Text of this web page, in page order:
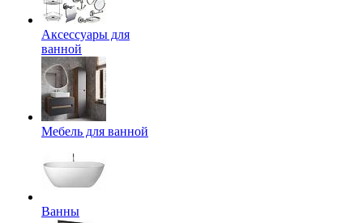
Аксессуары для
ванной
Мебель для ванной
Ванны